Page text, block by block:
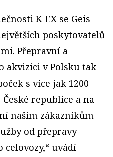
K-EX se Geis
poskytovatelů
Přepravní a
akvizici v Polsku tak
s více jak 1200
České republice a na
našim zákazníkům
od přepravy
celovozy,“ uvádí